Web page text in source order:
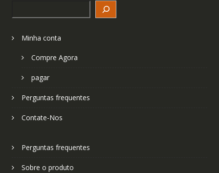
Minha conta
Compre Agora
pagar
Perguntas frequentes
Contate-Nos
Perguntas frequentes
Sobre o produto